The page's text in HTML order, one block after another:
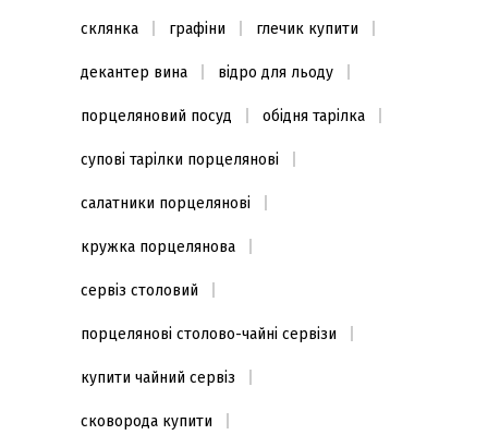
склянка графіни глечик купити
декантер вина відро для льоду
порцеляновий посуд обідня тарілка
супові тарілки порцелянові
салатники порцелянові
кружка порцелянова
сервіз столовий
порцелянові столово-чайні сервізи
купити чайний сервіз
сковорода купити